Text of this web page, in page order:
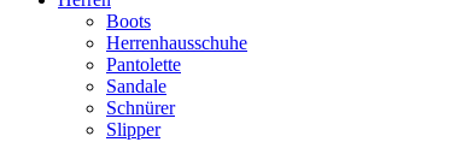
Boots
Herrenhausschuhe
Pantolette
Sandale
Schnürer
Slipper